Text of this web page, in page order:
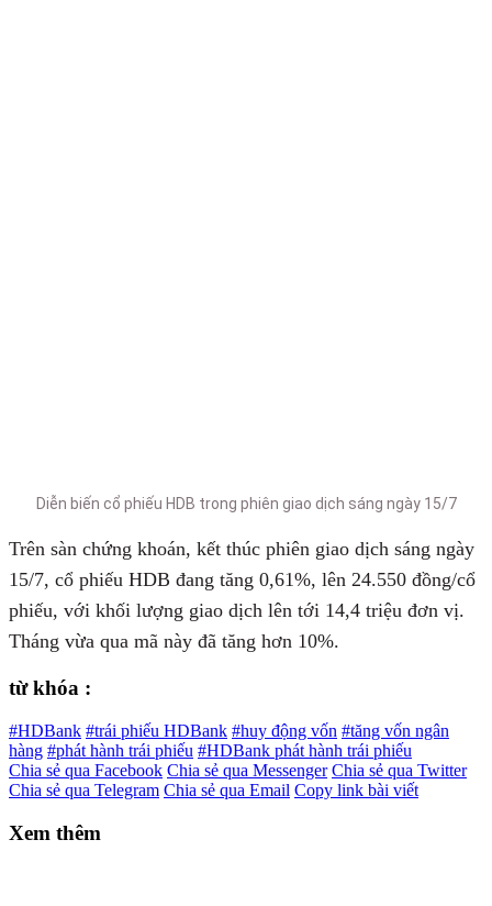
Diễn biến cổ phiếu HDB trong phiên giao dịch sáng ngày 15/7
Trên sàn chứng khoán, kết thúc phiên giao dịch sáng ngày
15/7, cổ phiếu HDB đang tăng 0,61%, lên 24.550 đồng/cổ
phiếu, với khối lượng giao dịch lên tới 14,4 triệu đơn vị.
Tháng vừa qua mã này đã tăng hơn 10%.
từ khóa :
#HDBank #trái phiếu HDBank #huy động vốn #tăng vốn ngân
hàng #phát hành trái phiếu #HDBank phát hành trái phiếu
Chia sẻ qua Facebook Chia sẻ qua Messenger Chia sẻ qua Twitter
Chia sẻ qua Telegram Chia sẻ qua Email Copy link bài viết
Xem thêm